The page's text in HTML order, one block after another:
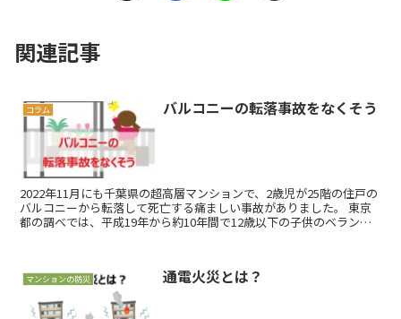
関連記事
コラム バルコニーの転落事故をなくそう
2022年11月にも千葉県の超高層マンションで、2歳児が25階の住戸の
バルコニーから転落して死亡する痛ましい事故がありました。 東京
都の調べでは、平成19年から約10年間で12歳以下の子供のベランダ
マンションの防災 通電火災とは？